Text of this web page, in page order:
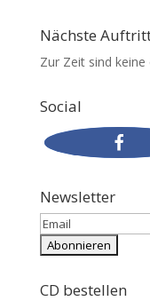
Nächste
Zur Zeit sind
Social
Newsletter
CD bestellen